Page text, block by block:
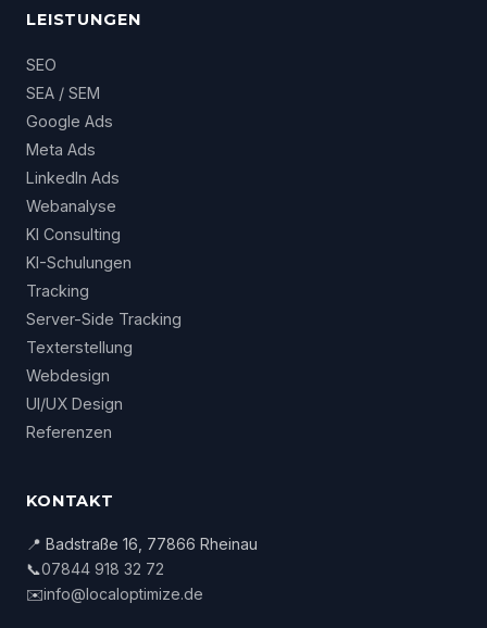
LEISTUNGEN
SEO
SEA / SEM
Google Ads
Meta Ads
LinkedIn Ads
Webanalyse
KI Consulting
KI-Schulungen
Tracking
Server-Side Tracking
Texterstellung
Webdesign
UI/UX Design
Referenzen
KONTAKT
📍 Badstraße 16, 77866 Rheinau
📞07844 918 32 72
✉️info@localoptimize.de